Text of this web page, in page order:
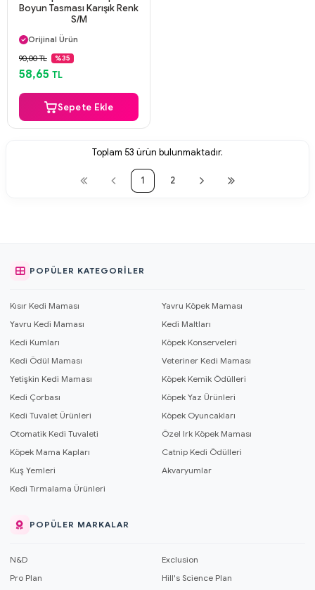
Boyun Tasması Karışık Renk
S/M
Aynı Gün Kargo
Orijinal Ürün
Güvenli Ödeme
Aynı Gün Kargo
90,00 TL %35
58,65 TL
Sepete Ekle
Toplam 53 ürün bulunmaktadır.
1 2
POPÜLER KATEGORILER
Kısır Kedi Maması
Yavru Köpek Maması
Yavru Kedi Maması
Kedi Maltları
Kedi Kumları
Köpek Konserveleri
Kedi Ödül Maması
Veteriner Kedi Maması
Yetişkin Kedi Maması
Köpek Kemik Ödülleri
Kedi Çorbası
Köpek Yaz Ürünleri
Kedi Tuvalet Ürünleri
Köpek Oyuncakları
Otomatik Kedi Tuvaleti
Özel Irk Köpek Maması
Köpek Mama Kapları
Catnip Kedi Ödülleri
Kuş Yemleri
Akvaryumlar
Kedi Tırmalama Ürünleri
POPÜLER MARKALAR
N&D
Exclusion
Pro Plan
Hill's Science Plan